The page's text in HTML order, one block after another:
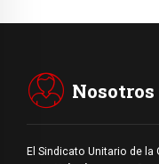
Nosotros
El Sindicato Unitario de